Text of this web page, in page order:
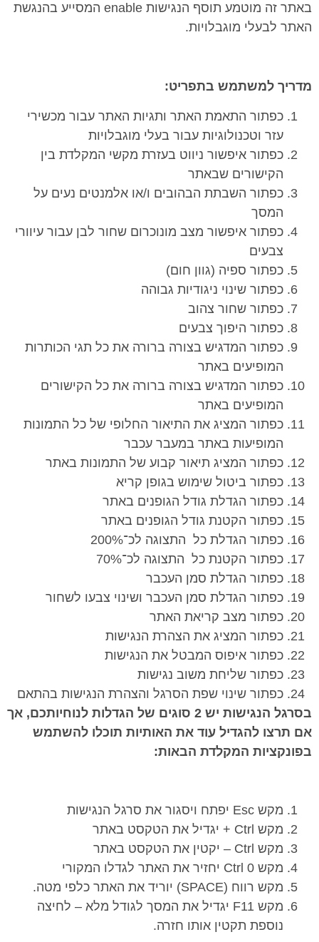
באתר זה מוטמע תוסף הנגישות enable המסייע בהנגשת
האתר לבעלי מוגבלויות.
מדריך למשתמש בתפריט:
כפתור התאמת האתר ותגיות האתר עבור מכשירי
עזר וטכנולוגיות עבור בעלי מוגבלויות
כפתור איפשור ניווט בעזרת מקשי המקלדת בין
הקישורים שבאתר
כפתור השבתת הבהובים ו/או אלמנטים נעים על
המסך
כפתור איפשור מצב מונוכרום שחור לבן עבור עיוורי
צבעים
כפתור ספיה (גוון חום)
כפתור שינוי ניגודיות גבוהה
כפתור שחור צהוב
כפתור היפוך צבעים
כפתור המדגיש בצורה ברורה את כל תגי הכותרות
המופיעים באתר
כפתור המדגיש בצורה ברורה את כל הקישורים
המופיעים באתר
כפתור המציג את התיאור החלופי של כל התמונות
המופיעות באתר במעבר עכבר
כפתור המציג תיאור קבוע של התמונות באתר
כפתור ביטול שימוש בגופן קריא
כפתור הגדלת גודל הגופנים באתר
כפתור הקטנת גודל הגופנים באתר
כפתור הגדלת כל התצוגה לכ־200%
כפתור הקטנת כל התצוגה לכ־70%
כפתור הגדלת סמן העכבר
כפתור הגדלת סמן העכבר ושינוי צבעו לשחור
כפתור מצב קריאת האתר
כפתור המציג את הצהרת הנגישות
כפתור איפוס המבטל את הנגישות
כפתור שליחת משוב נגישות
כפתור שינוי שפת הסרגל והצהרת הנגישות בהתאם
בסרגל הנגישות יש 2 סוגים של הגדלות לנוחיותכם, אך
אם תרצו להגדיל עוד את האותיות תוכלו להשתמש
בפונקציות המקלדת הבאות:
מקש Esc יפתח ויסגור את סרגל הנגישות
מקש Ctrl + יגדיל את הטקסט באתר
מקש Ctrl – יקטין את הטקסט באתר
מקש Ctrl 0 יחזיר את האתר לגדלו המקורי
מקש רווח (SPACE) יוריד את האתר כלפי מטה.
מקש F11 יגדיל את המסך לגודל מלא – לחיצה
נוספת תקטין אותו חזרה.